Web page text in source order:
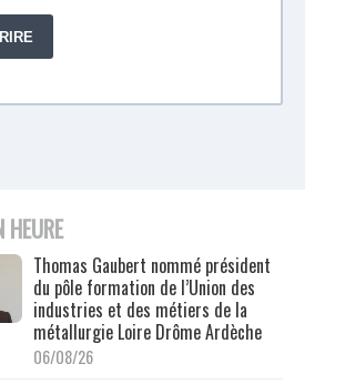
HEURE
Thomas Gaubert nommé président
du pôle formation de l’Union des
industries et des métiers de la
métallurgie Loire Drôme Ardèche
06/08/26